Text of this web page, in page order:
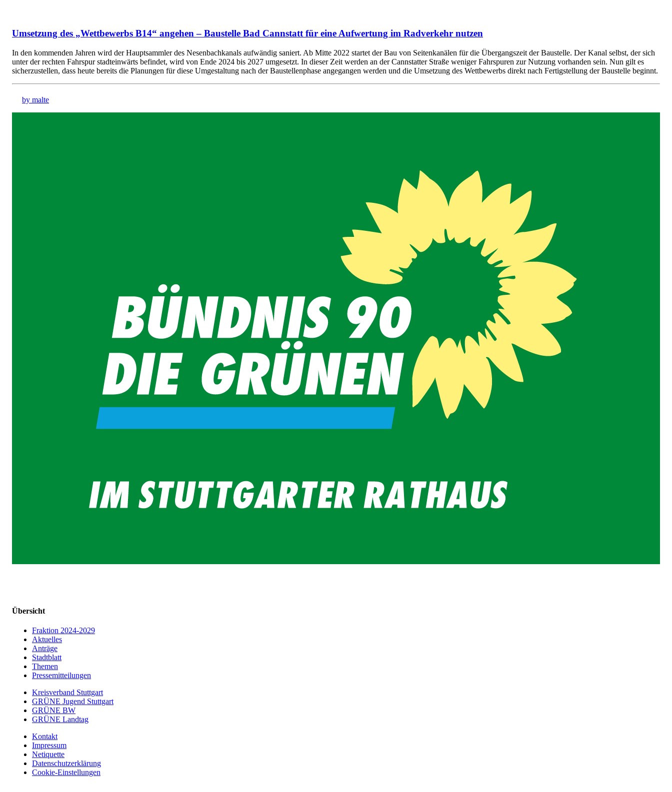
Umsetzung des „Wettbewerbs B14“ angehen – Baustelle Bad Cannstatt für eine Aufwertung im Radverkehr nutzen
In den kommenden Jahren wird der Hauptsammler des Nesenbachkanals aufwändig saniert. Ab Mitte 2022 startet der Bau von Seitenkanälen für die Übergangszeit der Baustelle. Der Kanal selbst, der sich
unter der rechten Fahrspur stadteinwärts befindet, wird von Ende 2024 bis 2027 umgesetzt. In dieser Zeit werden an der Cannstatter Straße weniger Fahrspuren zur Nutzung vorhanden sein. Nun gilt es
sicherzustellen, dass heute bereits die Planungen für diese Umgestaltung nach der Baustellenphase angegangen werden und die Umsetzung des Wettbewerbs direkt nach Fertigstellung der Baustelle beginnt.
by malte
Übersicht
Fraktion 2024-2029
Aktuelles
Anträge
Stadtblatt
Themen
Pressemitteilungen
Kreisverband Stuttgart
GRÜNE Jugend Stuttgart
GRÜNE BW
GRÜNE Landtag
Kontakt
Impressum
Netiquette
Datenschutzerklärung
Cookie-Einstellungen